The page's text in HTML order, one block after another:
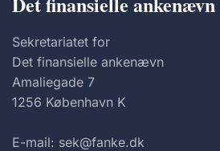
Sekretariatet for
Det finansielle ankenævn
Amaliegade 7
1256 København K
E-mail: sek@fanke.dk